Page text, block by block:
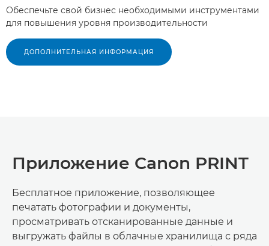
Обеспечьте свой бизнес необходимыми инструментами
для повышения уровня производительности
ДОПОЛНИТЕЛЬНАЯ ИНФОРМАЦИЯ
Приложение Canon PRINT
Бесплатное приложение, позволяющее
печатать фотографии и документы,
просматривать отсканированные данные и
выгружать файлы в облачные хранилища с ряда